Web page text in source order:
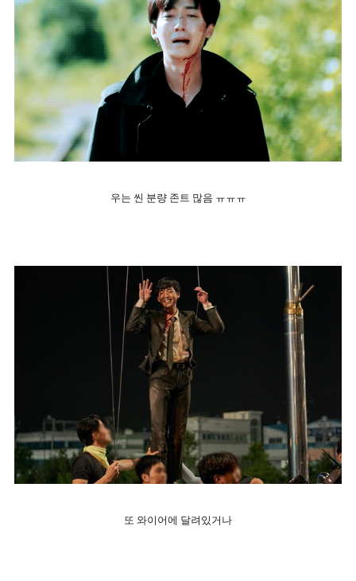
우는 씬 분량 존트 많음 ㅠㅠㅠ
또 와이어에 달려있거나